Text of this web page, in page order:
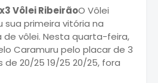
Vôlei RibeirãoO Vôlei
sua primeira vitória na
de vôlei. Nesta quarta-feira,
Caramuru pelo placar de 3
de 20/25 19/25 20/25, fora